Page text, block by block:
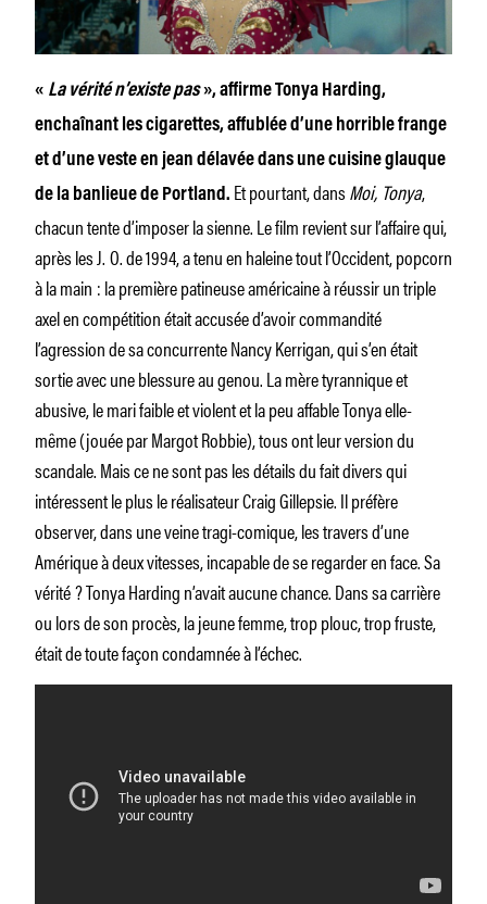
« La vérité n’existe pas», affirme Tonya Harding,
enchaînant les cigarettes, affublée d’une horrible frange
et d’une veste en jean délavée dans une cuisine glauque
de la banlieue de Portland. Et pourtant, dansMoi, Tonya,
chacun tente d’imposer la sienne. Le film revient sur l’affaire qui,
après les J. O. de 1994, a tenu en haleine tout l’Occident, popcorn
à la main : la première patineuse américaine à réussir un triple
axel en compétition était accusée d’avoir commandité
l’agression de sa concurrente Nancy Kerrigan, qui s’en était
sortie avec une blessure au genou. La mère tyrannique et
abusive, le mari faible et violent et la peu affable Tonya elle-
même (jouée par Margot Robbie), tous ont leur version du
scandale. Mais ce ne sont pas les détails du fait divers qui
intéressent le plus le réalisateur Craig Gillepsie. Il préfère
observer, dans une veine tragi-comique, les travers d’une
Amérique à deux vitesses, incapable de se regarder en face. Sa
vérité ? Tonya Harding n’avait aucune chance. Dans sa carrière
ou lors de son procès, la jeune femme, trop plouc, trop fruste,
était de toute façon condamnée à l’échec.